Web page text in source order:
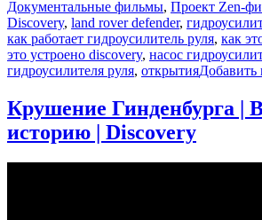
Документальные фильмы, Проект Zen-
Discovery, land rover defender,
как работает гидроусилитель руля, как
это устроено discovery, насос
гидроусилителя руля, открытияДобавить
Крушение Гинденбурга |
историю | Discovery